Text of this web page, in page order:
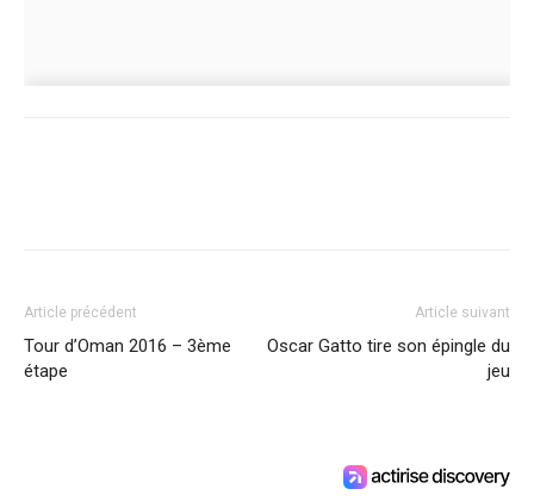
Article précédent
Tour d’Oman 2016 – 3ème
étape
Article suivant
Oscar Gatto tire son épingle du
jeu